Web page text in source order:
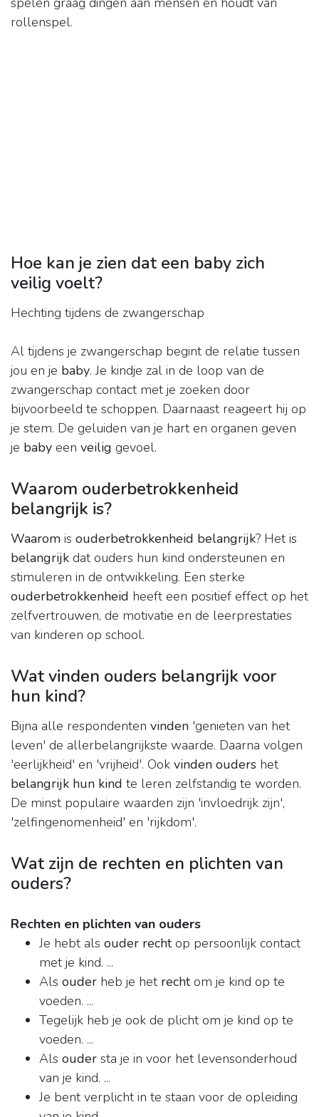
rollenspel.
Hoe kan je zien dat een baby zich
veilig voelt?
Hechting tijdens de zwangerschap
Al tijdens je zwangerschap begint de relatie tussen
jou en je baby. Je kindje zal in de loop van de
zwangerschap contact met je zoeken door
bijvoorbeeld te schoppen. Daarnaast reageert hij op
je stem. De geluiden van je hart en organen geven
je baby een veilig gevoel.
Waarom ouderbetrokkenheid
belangrijk is?
Waarom is ouderbetrokkenheid belangrijk? Het is
belangrijk dat ouders hun kind ondersteunen en
stimuleren in de ontwikkeling. Een sterke
ouderbetrokkenheid heeft een positief effect op het
zelfvertrouwen, de motivatie en de leerprestaties
van kinderen op school.
Wat vinden ouders belangrijk voor
hun kind?
Bijna alle respondenten vinden 'genieten van het
leven' de allerbelangrijkste waarde. Daarna volgen
'eerlijkheid' en 'vrijheid'. Ook vinden ouders het
belangrijk hun kind te leren zelfstandig te worden.
De minst populaire waarden zijn 'invloedrijk zijn',
'zelfingenomenheid' en 'rijkdom'.
Wat zijn de rechten en plichten van
ouders?
Rechten en plichten van ouders
Je hebt als ouder rechtop persoonlijk contact
met je kind. ...
Als ouder heb je het rechtom je kind op te
voeden. ...
Tegelijk heb je ook de plicht om je kind op te
voeden. ...
Als ouder sta je in voor het levensonderhoud
van je kind. ...
Je bent verplicht in te staan voor de opleiding